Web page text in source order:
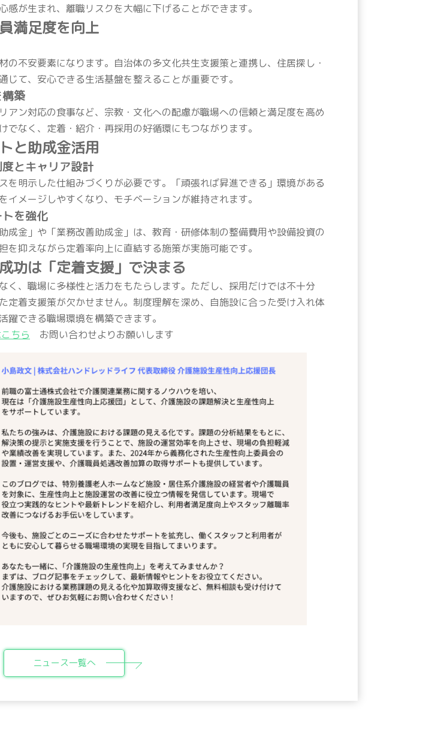
が生まれ、離職リスクを大幅に下げることができます。
満足度を向上
不安要素になります。自治体の多文化共生支援策と連携し、住居探し・
て、安心できる生活基盤を整えることが重要です。
築
アン対応の食事など、宗教・文化への配慮が職場への信頼と満足度を高め
なく、定着・紹介・再採用の好循環にもつながります。
と助成金活用
とキャリア設計
を明示した仕組みづくりが必要です。「頑張れば昇進できる」環境がある
メージしやすくなり、モチベーションが維持されます。
を強化
成金」や「業務改善助成金」は、教育・研修体制の整備費用や設備投資の
抑えながら定着率向上に直結する施策が実施可能です。
功は「定着支援」で決まる
く、職場に多様性と活力をもたらします。ただし、採用だけでは不十分
定着支援策が欠かせません。制度理解を深め、自施設に合った受け入れ体
できる職場環境を構築できます。
ちら お問い合わせよりお願いします
ニュース一覧へ